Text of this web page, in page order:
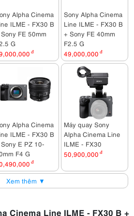
Alpha Cinema
ILME - FX30 B
FE 50mm
G
đ
Sony Alpha Cinema
Line ILME - FX30 B
+ Sony FE 40mm
F2.5 G
49,000,000 đ
Alpha Cinema
ILME - FX30 B
E PZ 10-
F4 G
đ
Máy quay Sony
Alpha Cinema Line
ILME - FX30
50,900,000 đ
Xem thêm ▼
Cinema Line ILME - FX30 B +